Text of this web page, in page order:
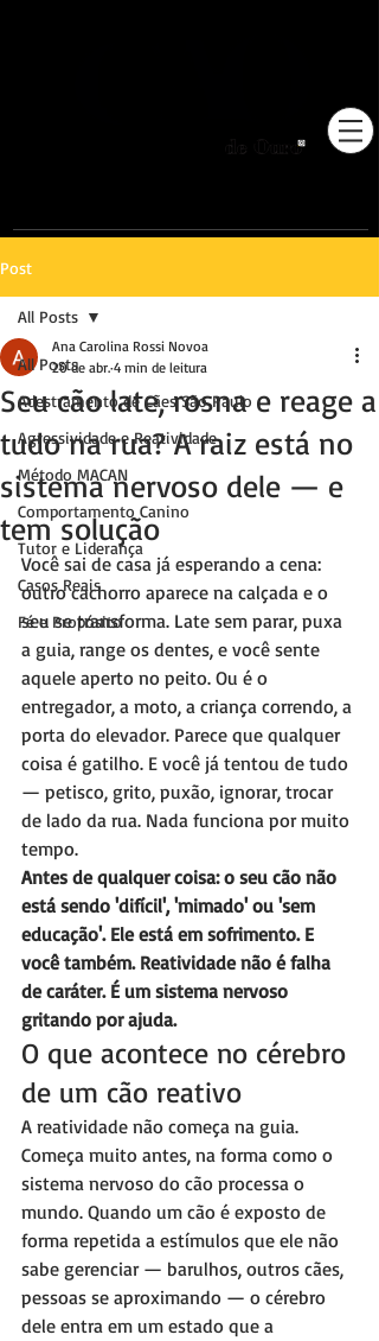
Post
All Posts
Adestramento de Cães São Paulo
Agressividade e Reatividade
Método MACAN
Comportamento Canino
Tutor e Liderança
Casos Reais
Fé e Propósito
All Posts
Seu cão late, rosna e reage a
tudo na rua? A raiz está no
sistema nervoso dele — e
tem solução
Ana Carolina Rossi Novoa
20 de abr. 4 min de leitura
Você sai de casa já esperando a cena:
outro cachorro aparece na calçada e o
seu se transforma. Late sem parar, puxa
a guia, range os dentes, e você sente
aquele aperto no peito. Ou é o
entregador, a moto, a criança correndo, a
porta do elevador. Parece que qualquer
coisa é gatilho. E você já tentou de tudo
— petisco, grito, puxão, ignorar, trocar
de lado da rua. Nada funciona por muito
tempo.
Antes de qualquer coisa: o seu cão não
está sendo 'difícil', 'mimado' ou 'sem
educação'. Ele está em sofrimento. E
você também. Reatividade não é falha
de caráter. É um sistema nervoso
gritando por ajuda.
O que acontece no cérebro
de um cão reativo
A reatividade não começa na guia.
Começa muito antes, na forma como o
sistema nervoso do cão processa o
mundo. Quando um cão é exposto de
forma repetida a estímulos que ele não
sabe gerenciar — barulhos, outros cães,
pessoas se aproximando — o cérebro
dele entra em um estado que a